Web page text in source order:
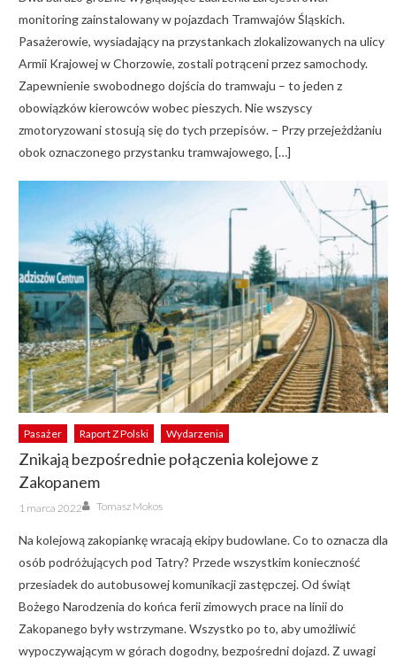
monitoring zainstalowany w pojazdach Tramwajów Śląskich.
Pasażerowie, wysiadający na przystankach zlokalizowanych na ulicy
Armii Krajowej w Chorzowie, zostali potrąceni przez samochody.
Zapewnienie swobodnego dojścia do tramwaju – to jeden z
obowiązków kierowców wobec pieszych. Nie wszyscy
zmotoryzowani stosują się do tych przepisów. – Przy przejeżdżaniu
obok oznaczonego przystanku tramwajowego, […]
Pasażer Raport Z Polski Wydarzenia
Znikają bezpośrednie połączenia kolejowe z
Zakopanem
Posted
on
1 marca 2022 Author
Tomasz Mokos
Na kolejową zakopiankę wracają ekipy budowlane. Co to oznacza dla
osób podróżujących pod Tatry? Przede wszystkim konieczność
przesiadek do autobusowej komunikacji zastępczej. Od świąt
Bożego Narodzenia do końca ferii zimowych prace na linii do
Zakopanego były wstrzymane. Wszystko po to, aby umożliwić
wypoczywającym w górach dogodny, bezpośredni dojazd. Z uwagi